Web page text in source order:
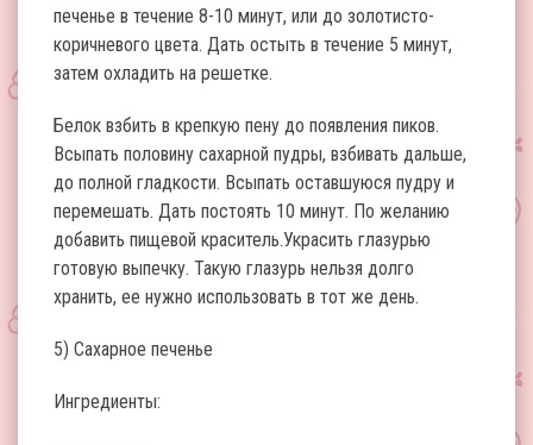
печенье в течение 8-10 минут, или до золотисто-
коричневого цвета. Дать остыть в течение 5 минут,
затем охладить на решетке.
Белок взбить в крепкую пену до появления пиков.
Всыпать половину сахарной пудры, взбивать дальше,
до полной гладкости. Всыпать оставшуюся пудру и
перемешать. Дать постоять 10 минут. По желанию
добавить пищевой краситель.Украсить глазурью
готовую выпечку. Такую глазурь нельзя долго
хранить, ее нужно использовать в тот же день.
5) Сахарное печенье
Ингредиенты: